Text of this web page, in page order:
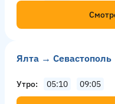
Ялта → Севастополь
Утро 05:10 09:05